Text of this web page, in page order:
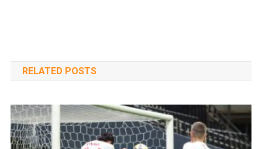
RELATED POSTS